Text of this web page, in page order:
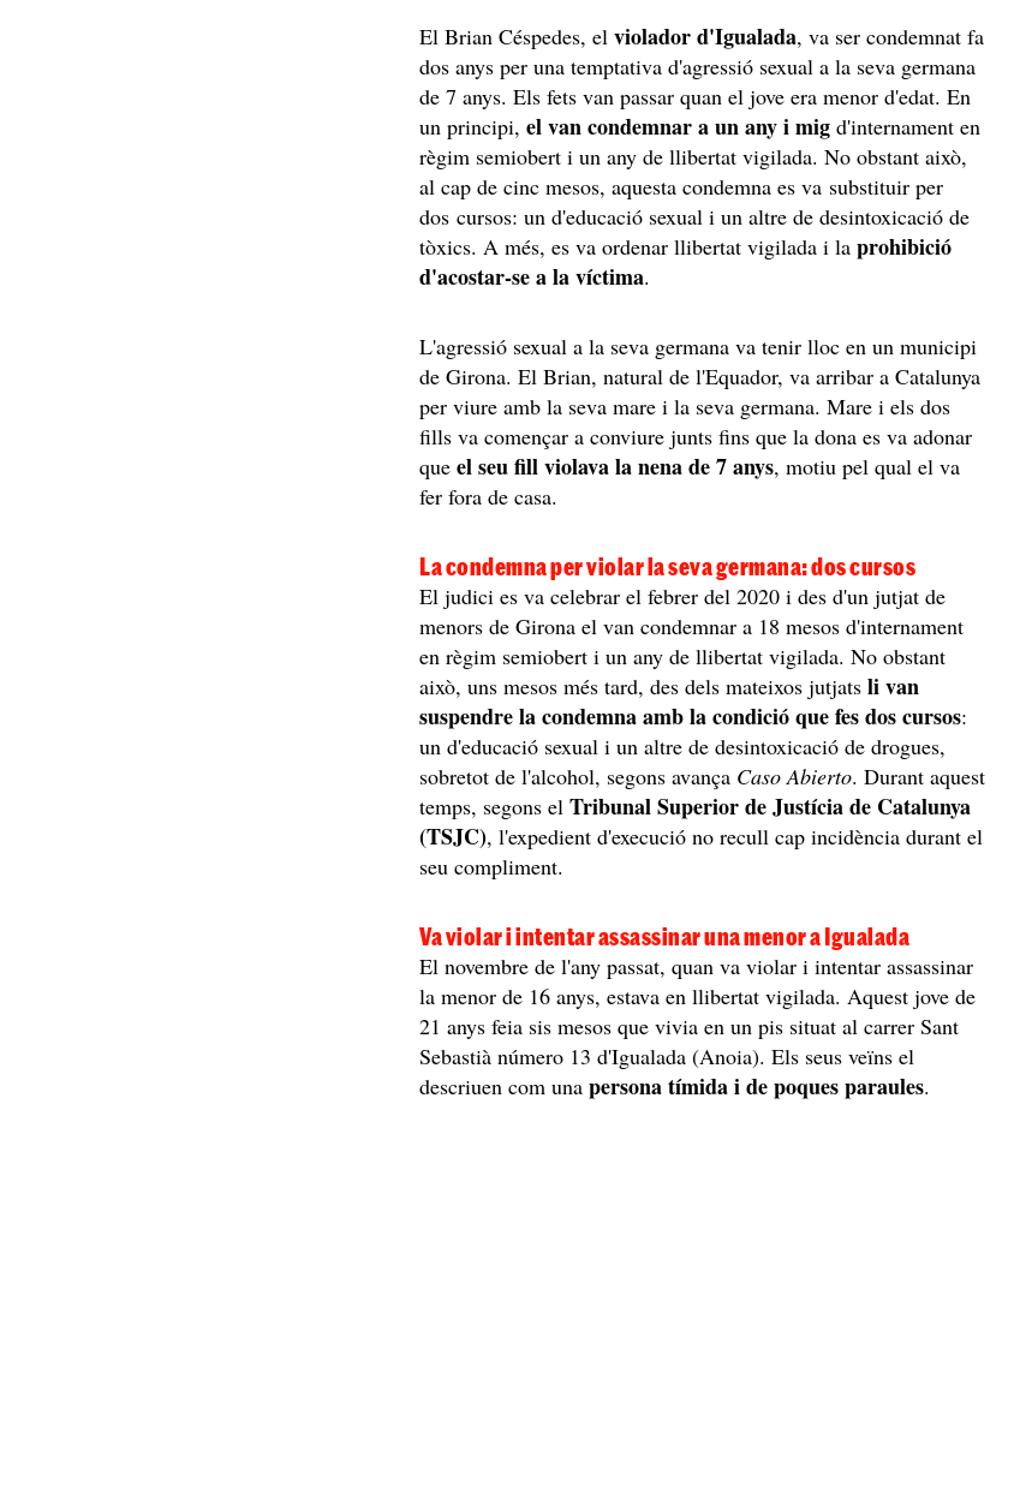
El Brian Céspedes, el violador d'Igualada, va ser condemnat fa
dos anys per una temptativa d'agressió sexual a la seva germana
de 7 anys. Els fets van passar quan el jove era menor d'edat. En
un principi, el van condemnar a un any i migd'internament en
règim semiobert i un any de llibertat vigilada. No obstant això,
al cap de cinc mesos, aquesta condemna es va substituir per
dos cursos: un d'educació sexual i un altre de desintoxicació de
tòxics. A més, es va ordenar llibertat vigilada i la prohibició
d'acostar-se a la víctima.
L'agressió sexual a la seva germana va tenir lloc en un municipi
de Girona. El Brian, natural de l'Equador, va arribar a Catalunya
per viure amb la seva mare i la seva germana. Mare i els dos
fills va començar a conviure junts fins que la dona es va adonar
que el seu fill violava la nena de 7 anys, motiu pel qual el va
fer fora de casa.
La condemna per violar la seva germana: dos cursos
El judici es va celebrar el febrer del 2020 i des d'un jutjat de
menors de Girona el van condemnar a 18 mesos d'internament
en règim semiobert i un any de llibertat vigilada. No obstant
això, uns mesos més tard, des dels mateixos jutjats li van
suspendre la condemna amb la condició que fes dos cursos:
un d'educació sexual i un altre de desintoxicació de drogues,
sobretot de l'alcohol, segons avança Caso Abierto. Durant aquest
temps, segons elTribunal Superior de Justícia de Catalunya
(TSJC), l'expedient d'execució no recull cap incidència durant el
seu compliment.
Va violar i intentar assassinar una menor a Igualada
El novembre de l'any passat, quan va violar i intentar assassinar
la menor de 16 anys, estava en llibertat vigilada. Aquest jove de
21 anys feia sis mesos que vivia en un pis situat al carrer Sant
Sebastià número 13 d'Igualada (Anoia). Els seus veïns el
descriuen com una persona tímida i de poques paraules.